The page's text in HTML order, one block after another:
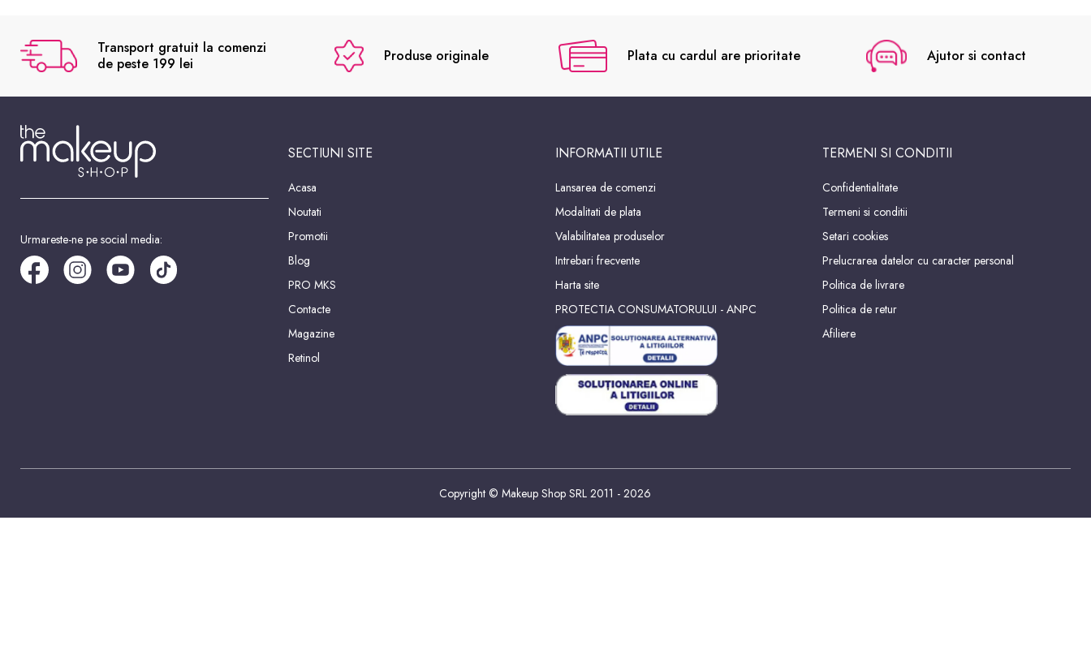
Transport gratuit la comenzi
de peste 199 lei
Produse originale Plata cu cardul are prioritate Ajutor si contact
Urmareste-ne pe social media:
SECTIUNI SITE
Acasa
Noutati
Promotii
Blog
PRO MKS
Contacte
Magazine
Retinol
INFORMATII UTILE
Lansarea de comenzi
Modalitati de plata
Valabilitatea produselor
Intrebari frecvente
Harta site
PROTECTIA CONSUMATORULUI - ANPC
TERMENI SI CONDITII
Confidentialitate
Termeni si conditii
Setari cookies
Prelucrarea datelor cu caracter personal
Politica de livrare
Politica de retur
Afiliere
Copyright © Makeup Shop SRL 2011 - 2026